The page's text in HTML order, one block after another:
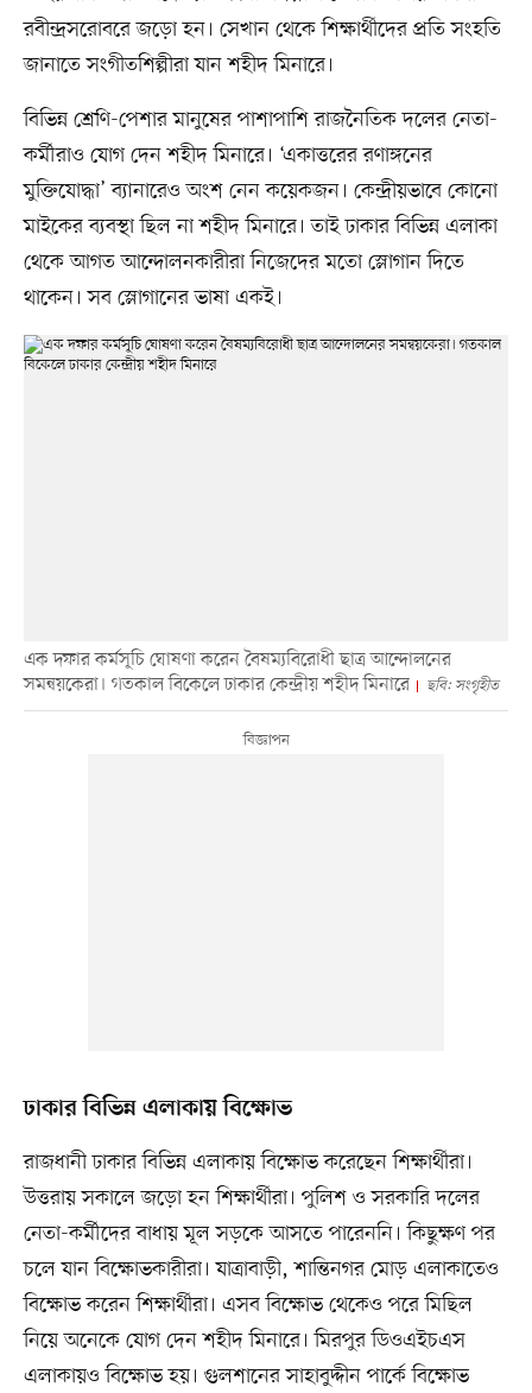
রবীন্দ্রসরোবরে জড়ো হন। সেখান থেকে শিক্ষার্থীদের প্রতি সংহতি
জানাতে সংগীতশিল্পীরা যান শহীদ মিনারে।
বিভিন্ন শ্রেণি-পেশার মানুষের পাশাপাশি রাজনৈতিক দলের নেতা-
কর্মীরাও যোগ দেন শহীদ মিনারে। ‘একাত্তরের রণাঙ্গনের
মুক্তিযোদ্ধা’ ব্যানারেও অংশ নেন কয়েকজন। কেন্দ্রীয়ভাবে কোনো
মাইকের ব্যবস্থা ছিল না শহীদ মিনারে। তাই ঢাকার বিভিন্ন এলাকা
থেকে আগত আন্দোলনকারীরা নিজেদের মতো স্লোগান দিতে
থাকেন। সব স্লোগানের ভাষা একই।
এক দফার কর্মসূচি ঘোষণা করেন বৈষম্যবিরোধী ছাত্র আন্দোলনের
সমন্বয়কেরা। গতকাল বিকেলে ঢাকার কেন্দ্রীয় শহীদ মিনারে
ছবি: সংগৃহীত
ঢাকার বিভিন্ন এলাকায় বিক্ষোভ
রাজধানী ঢাকার বিভিন্ন এলাকায় বিক্ষোভ করেছেন শিক্ষার্থীরা।
উত্তরায় সকালে জড়ো হন শিক্ষার্থীরা। পুলিশ ও সরকারি দলের
নেতা-কর্মীদের বাধায় মূল সড়কে আসতে পারেননি। কিছুক্ষণ পর
চলে যান বিক্ষোভকারীরা। যাত্রাবাড়ী, শান্তিনগর মোড় এলাকাতেও
বিক্ষোভ করেন শিক্ষার্থীরা। এসব বিক্ষোভ থেকেও পরে মিছিল
নিয়ে অনেকে যোগ দেন শহীদ মিনারে। মিরপুর ডিওএইচএস
এলাকায়ও বিক্ষোভ হয়। গুলশানের সাহাবুদ্দীন পার্কে বিক্ষোভ